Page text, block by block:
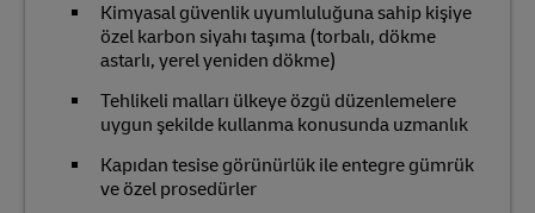
Kimyasal güvenlik uyumluluğuna sahip kişiye
özel karbon siyahı taşıma (torbalı, dökme
astarlı, yerel yeniden dökme)
Tehlikeli malları ülkeye özgü düzenlemelere
uygun şekilde kullanma konusunda uzmanlık
Kapıdan tesise görünürlük ile entegre gümrük
ve özel prosedürler